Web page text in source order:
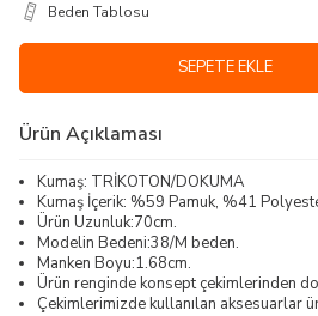
Beden Tablosu
SEPETE EKLE
Ürün Açıklaması
Kumaş: TRİKOTON/DOKUMA
Kumaş İçerik: %59 Pamuk, %41
Ürün Uzunluk:70cm.
Modelin Bedeni:38/M beden.
Manken Boyu:1.68cm.
Ürün renginde konsept çekimlerinden
Çekimlerimizde kullanılan aksesuarlar